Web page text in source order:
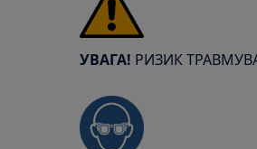
УВАГА! РИЗИК